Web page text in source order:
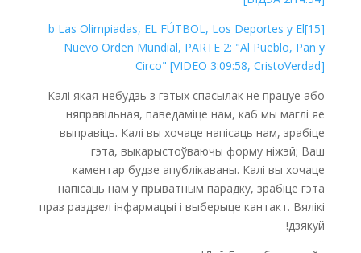
[15]b Las Olimpiadas, EL FÚTBOL, Los Deportes y El
Nuevo Orden Mundial, PARTE 2: "Al Pueblo, Pan y
Circo" [VIDEO 3:09:58, CristoVerdad]
Калі якая-небудзь з гэтых спасылак не працуе або
няправільная, паведаміце нам, каб мы маглі яе
выправіць. Калі вы хочаце напісаць нам, зрабіце
гэта, выкарыстоўваючы форму ніжэй; Ваш
каментар будзе апублікаваны. Калі вы хочаце
напісаць нам у прыватным парадку, зрабіце гэта
праз раздзел інфармацыі і выберыце кантакт. Вялікі
дзякуй!